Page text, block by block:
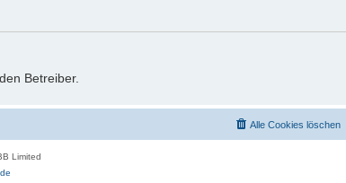
Betreiber.
Alle Cookies löschen
Limited